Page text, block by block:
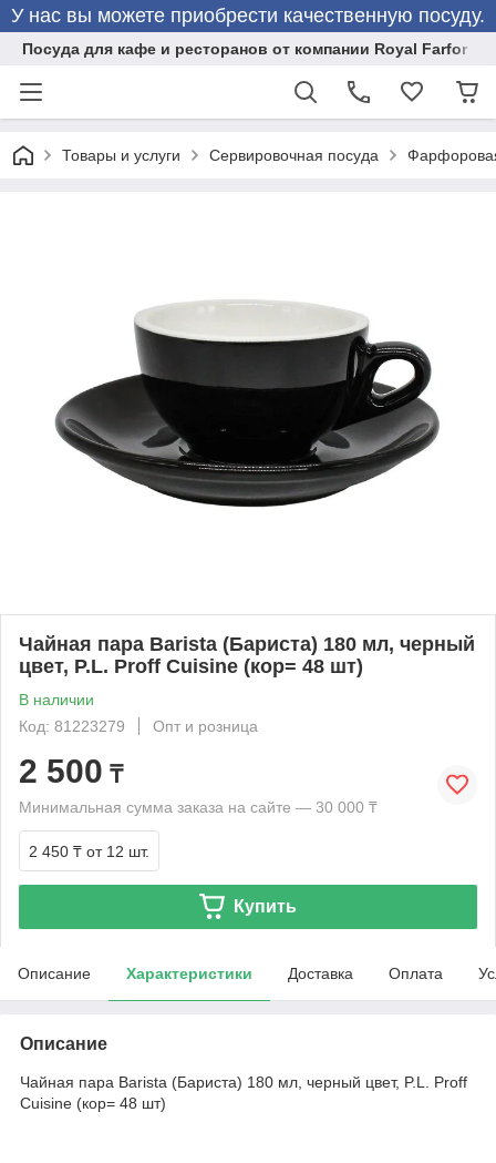
У нас вы можете приобрести качественную посуду.
Посуда для кафе и ресторанов от компании Royal Farfor
Товары и услуги Сервировочная посуда
Чайная пара Barista (Бариста) 180 мл, черный
цвет, P.L. Proff Cuisine (кор= 48 шт)
В наличии
Код: 81223279
Опт и розница
2 500 ₸
Минимальная сумма заказа на сайте — 30 000 ₸
2 450 ₸ от 12 шт.
Купить
Описание Характеристики Доставка Оплата
Описание
Чайная пара Barista (Бариста) 180 мл, черный цвет, P.L. Proff
Cuisine (кор= 48 шт)